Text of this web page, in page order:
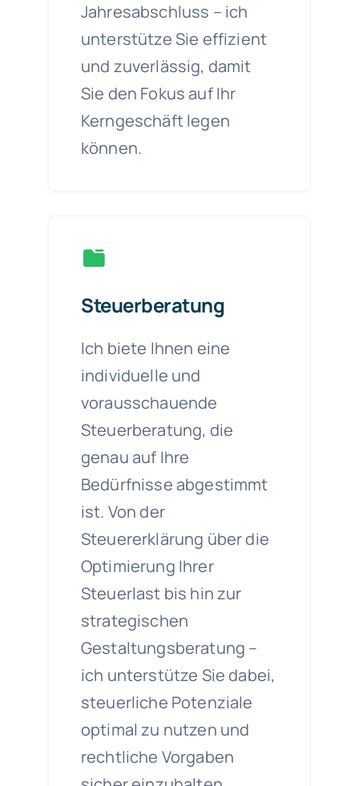
Jahresabschluss – ich
unterstütze Sie effizient
und zuverlässig, damit
Sie den Fokus auf Ihr
Kerngeschäft legen
können.
Steuerberatung
Ich biete Ihnen eine
individuelle und
vorausschauende
Steuerberatung, die
genau auf Ihre
Bedürfnisse abgestimmt
ist. Von der
Steuererklärung über die
Optimierung Ihrer
Steuerlast bis hin zur
strategischen
Gestaltungsberatung –
ich unterstütze Sie dabei,
steuerliche Potenziale
optimal zu nutzen und
rechtliche Vorgaben